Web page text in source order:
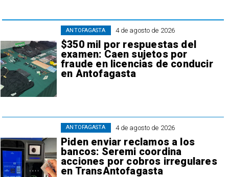
4 de agosto de 2026
$350 mil por respuestas del
examen: Caen sujetos por
fraude en licencias de conducir
en Antofagasta
ANTOFAGASTA
4 de agosto de 2026
Piden enviar reclamos a los
bancos: Seremi coordina
acciones por cobros irregulares
en TransAntofagasta
ANTOFAGASTA